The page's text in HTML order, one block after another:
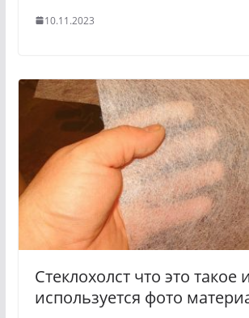
10.11.2023
Стеклохолст что это такое
используется фото